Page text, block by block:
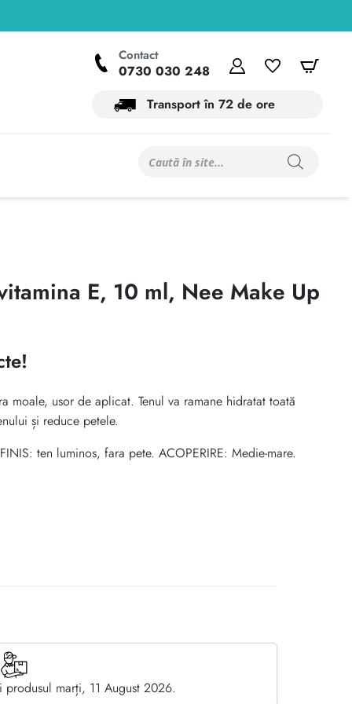
Contact
0730 030 248
Contul meuWishlist
Transport în 72 de ore
Products
E, 10 ml, Nee Make Up
usor de aplicat. Tenul va ramane hidratat toată
și reduce petele.
ten luminos, fara pete. ACOPERIRE: Medie-mare.
marți, 11 August 2026.